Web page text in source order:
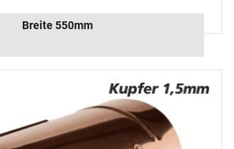
Breite 550mm